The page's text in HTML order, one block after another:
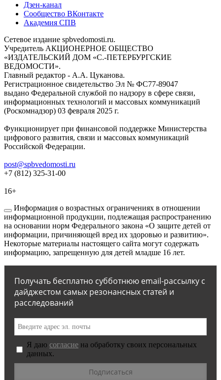
Дзен-канал
Сообщество ВКонтакте
Академия СПВ
Сетевое издание spbvedomosti.ru.
Учредитель АКЦИОНЕРНОЕ ОБЩЕСТВО
«ИЗДАТЕЛЬСКИЙ ДОМ «С.-ПЕТЕРБУРГСКИЕ
ВЕДОМОСТИ».
Главный редактор - А.А. Цуканова.
Регистрационное свидетельство Эл № ФС77-89047
выдано Федеральной службой по надзору в сфере связи,
информационных технологий и массовых коммуникаций
(Роскомнадзор) 03 февраля 2025 г.
Функционирует при финансовой поддержке Министерства
цифрового развития, связи и массовых коммуникаций
Российской Федерации.
post@spbvedomosti.ru
+7 (812) 325-31-00
16+
Информация о возрастных ограничениях в отношении
информационной продукции, подлежащая распространению
на основании норм Федерального закона «О защите детей от
информации, причиняющей вред их здоровью и развитию».
Некоторые материалы настоящего сайта могут содержать
информацию, запрещенную для детей младше 16 лет.
Получать бесплатно субботнюю email-рассылку с
дайджестом самых резонансных статей и
расследований
Я даю согласие на обработку своих персональных
данных.